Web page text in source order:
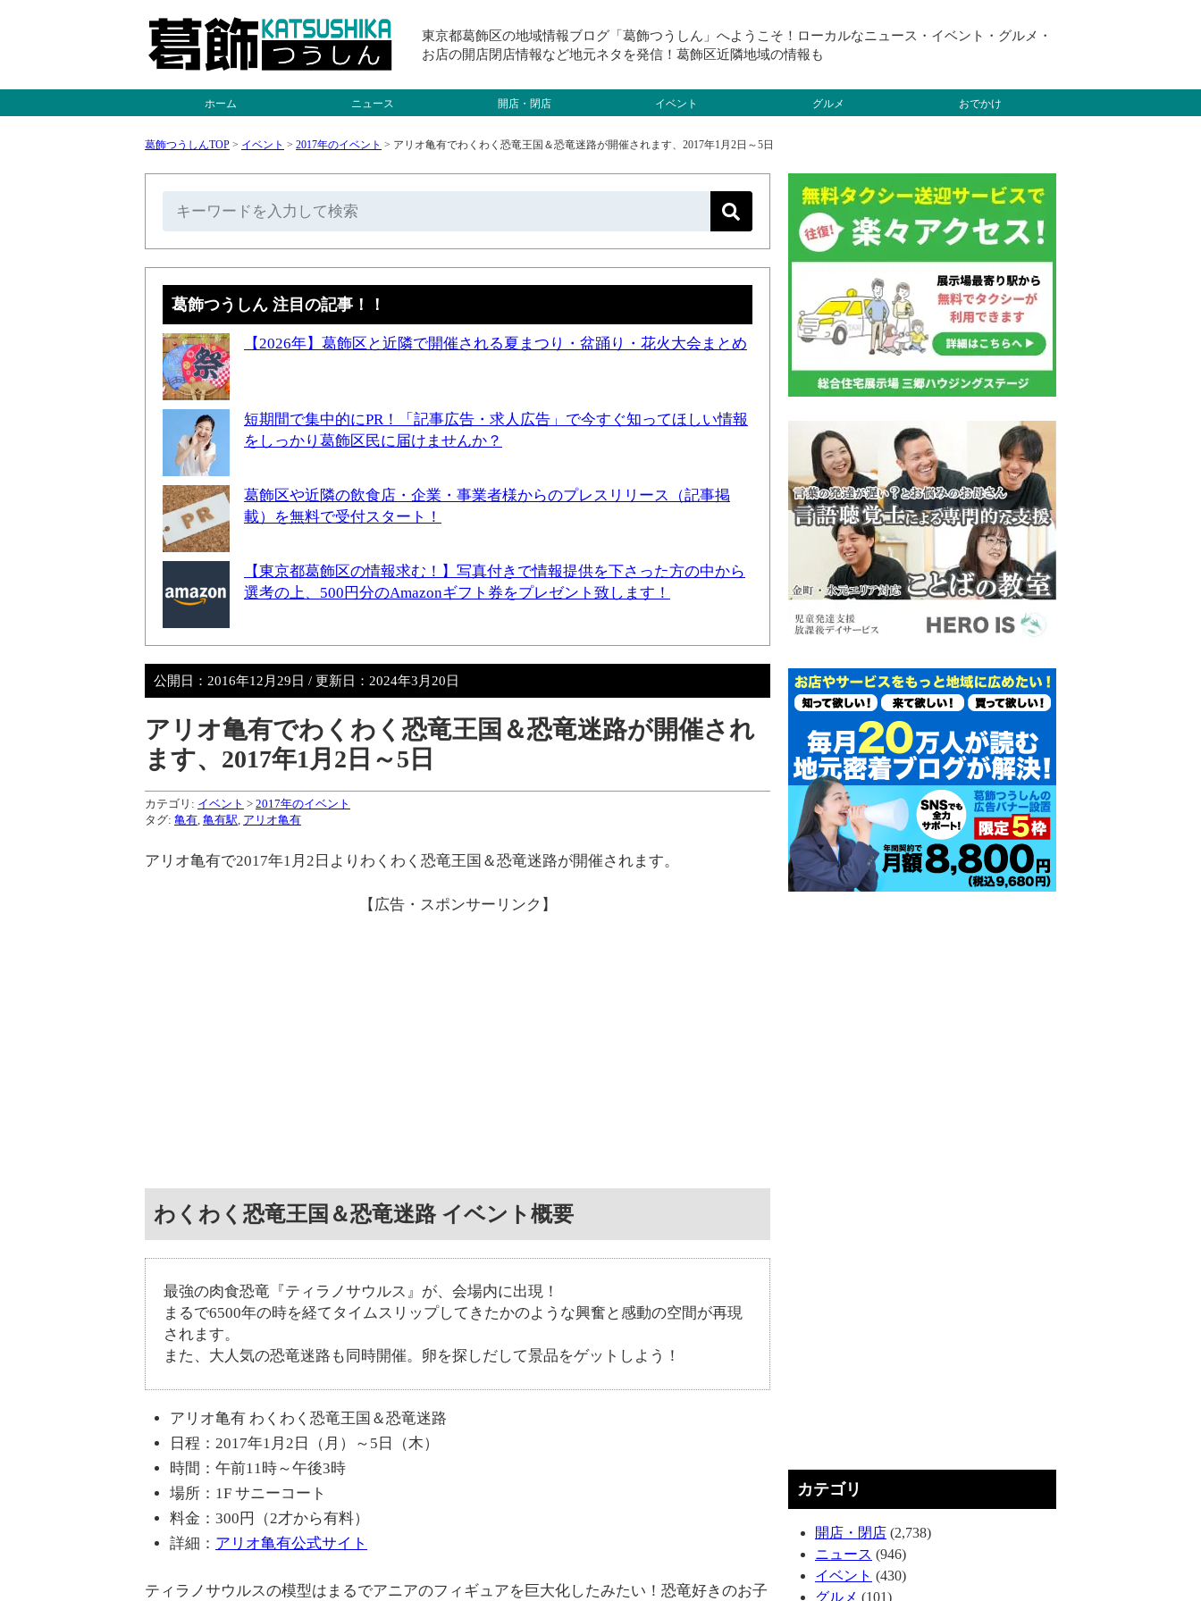
東京都葛飾区の地域情報ブログ「葛飾つうしん」へようこそ！ローカルなニュース・イベント・グルメ・
お店の開店閉店情報など地元ネタを発信！葛飾区近隣地域の情報も
ホーム ニュース 開店・閉店 イベント グルメ おでかけ
葛飾つうしんTOP > イベント > 2017年のイベント > アリオ亀有でわくわく恐竜王国＆恐竜迷路が開催されます、2017年1月2日～5日
葛飾つうしん 注目の記事！！
【2026年】葛飾区と近隣で開催される夏まつり・盆踊り・花火大会まとめ
短期間で集中的にPR！「記事広告・求人広告」で今すぐ知ってほしい情報
をしっかり葛飾区民に届けませんか？
葛飾区や近隣の飲食店・企業・事業者様からのプレスリリース（記事掲
載）を無料で受付スタート！
【東京都葛飾区の情報求む！】写真付きで情報提供を下さった方の中から
選考の上、500円分のAmazonギフト券をプレゼント致します！
公開日： 2016年12月29日 / 更新日： 2024年3月20日
アリオ亀有でわくわく恐竜王国＆恐竜迷路が開催され
ます、2017年1月2日～5日
カテゴリ: イベント > 2017年のイベント
タグ: 亀有 亀有駅 アリオ亀有
アリオ亀有で2017年1月2日よりわくわく恐竜王国＆恐竜迷路が開催されます。
【広告・スポンサーリンク】
わくわく恐竜王国＆恐竜迷路 イベント概要
最強の肉食恐竜『ティラノサウルス』が、会場内に出現！
まるで6500年の時を経てタイムスリップしてきたかのような興奮と感動の空間が再現
されます。
また、大人気の恐竜迷路も同時開催。卵を探しだして景品をゲットしよう！
アリオ亀有 わくわく恐竜王国＆恐竜迷路
日程：2017年1月2日（月）～5日（木）
時間：午前11時～午後3時
場所：1F サニーコート
料金：300円（2才から有料）
詳細： アリオ亀有公式サイト
ティラノサウルスの模型はまるでアニアのフィギュアを巨大化したみたい！恐竜好きのお子
カテゴリ
開店・閉店 (2,738)
ニュース (946)
イベント (430)
グルメ (101)